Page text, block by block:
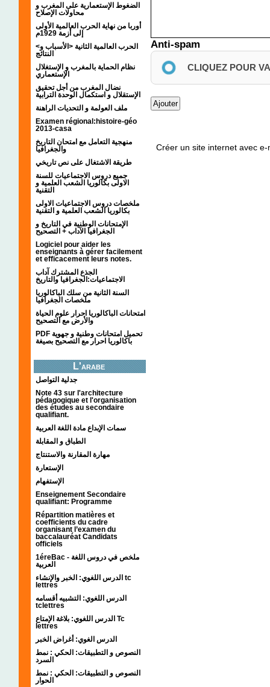
الضغوط الإستعمارية على المغرب و
محاولات الإصلاح
أوربا من نهاية الحرب العالمية الأولى
إلى أزمة 1929م
<الحرب العالمية الثانية <الأسباب و
النتائج
نظام الحماية بالمغرب و الإستغلال
الإستعماري
نضال المغرب من أجل تحقيق
الإستقلال و استكمال الوحدة الترابية
ملف العولمة و التحديات الراهنة
Examen régional:histoire-géo
2013-casa
منهجية التعامل مع امتحان التاريخ
والجغرافيا
طريقة الاشتغال على نص تاريخي
جميع دروس الاجتماعيات للسنة
الاولى بكالوريا الشعب العلمية و
التقنية
ملخصات دروس الاجتماعيات الاولى
بكالوريا الشعب العلمية و التقنية
الإمتحانات الوطنية في التاريخ و
الجغرافيا الآداب + التصحيح
Logiciel pour aider les
enseignants à gérer facilement
et efficacement leurs notes.
الجذع المشترك آداب
الاجتماعيات:الجغرافيا والتاريخ
السنة الثانية من سلك الباكالوريا
ملخصات الجغرافيا
امتحانات الباكالوريا احرار علوم الحياة
والأرض مع التصحيح
PDF تحميل امتحانات وطنية و جهوية
باكالوريا احرار مع التصحيح بصيغة
L'arabe
جدلية التواصل
Note 43 sur l'architecture
pédagogique et l'organisation
des études au secondaire
qualifiant.
سمات الإبداع مادة اللغة العربية
الطباق و المقابلة
مهارة المقارنة والاستنتاج
الإستعارة
الإستفهام
Enseignement Secondaire
qualifiant: Programme
Répartition matières et
coefficients du cadre
organisant l’examen du
baccalauréat Candidats
officiels
1éreBac - ملخص في دروس اللغة
العربية
الدرس اللغوي: الخبر والإنشاء tc
lettres
الدرس اللغوي: التشبيه أقسامه
tclettres
الدرس اللغوي: بلاغة الإمتاع Tc
lettres
الدرس الغوي: أغراض الخبر
النصوص و التطبيقات: الحكي : نمط
السرد
النصوص و التطبيقات: الحكي : نمط
الحوار
Anti-spam
CLIQUEZ POUR
Créer un site internet avec e-